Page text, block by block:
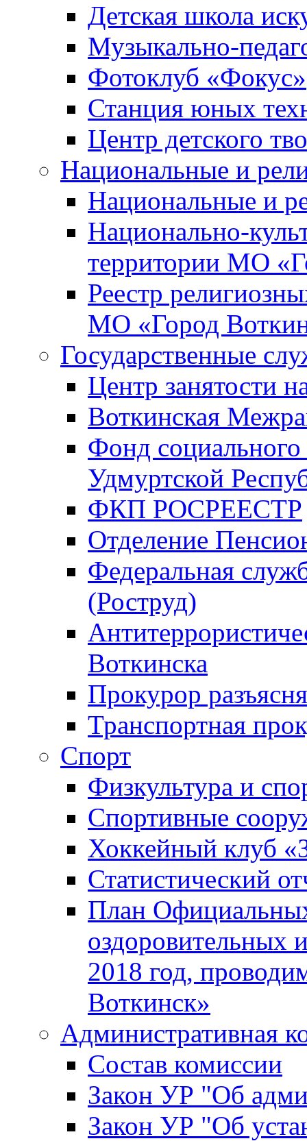
Детская школа
Музыкально-
Фотоклуб «Фокус»
Станция юных
Центр детского
Национальные и
Национальные и
Национально-
территории МО
Реестр
МО «Город
Государственные
Центр занятости
Воткинская
Фонд
Удмуртской
ФКП РОСРЕЕСТР
Отделение
Федеральная
(Роструд)
Воткинска
Прокурор
Транспортная
Спорт
Физкультура и
Спортивные
Хоккейный клуб
Статистический
План
оздоровительных
2018 год,
Воткинск»
Административная
Состав комиссии
Закон УР "Об
Закон УР "Об